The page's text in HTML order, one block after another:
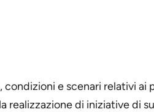
e scenari relativi
realizzazione di iniziative